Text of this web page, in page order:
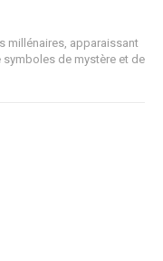
millénaires, apparaissant
de mystère et de